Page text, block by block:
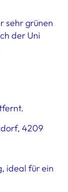
sehr grünen
der Uni
4209
ideal für ein